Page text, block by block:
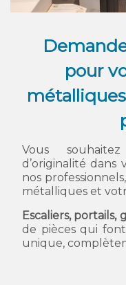
pour
Vous
d’originalité dans
nos
métalliques et
Escaliers, portails,
de pièces qui
unique,